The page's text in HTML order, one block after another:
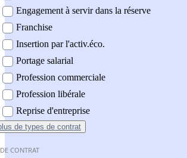
Engagement à servir dans la réserve
Franchise
Insertion par l'activ.éco.
Portage salarial
Profession commerciale
Profession libérale
Reprise d'entreprise
de types de contrat
CONTRAT